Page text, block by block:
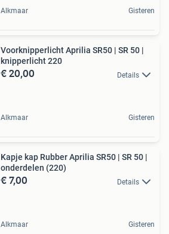
Alkmaar Gisteren
Voorknipperlicht Aprilia SR50 | SR 50 |
knipperlicht 220
€ 20,00 Details
Alkmaar Gisteren
Kapje kap Rubber Aprilia SR50 | SR 50 |
onderdelen (220)
€ 7,00 Details
Alkmaar Gisteren